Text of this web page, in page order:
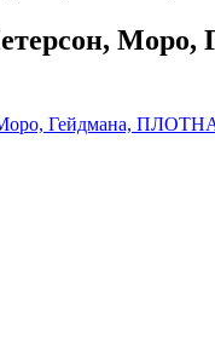
Моро,